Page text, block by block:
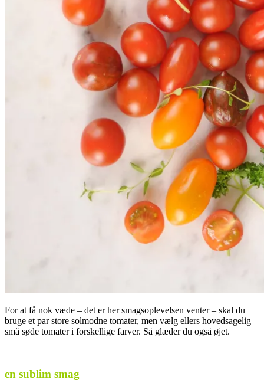
For at få nok væde – det er her smagsoplevelsen venter – skal du
bruge et par store solmodne tomater, men vælg ellers hovedsagelig
små søde tomater i forskellige farver. Så glæder du også øjet.
en sublim smag